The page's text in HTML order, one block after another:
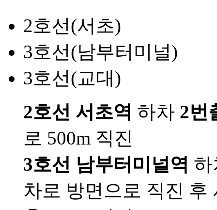
2호선(서초)
3호선(남부터미널)
3호선(교대)
2호선 서초역 하차 2번
로 500m 직진
3호선 남부터미널역
차로 방면으로 직진 후